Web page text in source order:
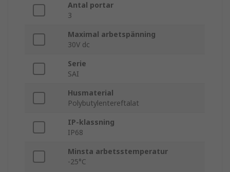
Antal portar
3
Maximal arbetspänning
30V dc
Serie
SAI
Husmaterial
Polybutylentereftalat
IP-klassning
IP68
Minsta arbetsstemperatur
-25°C